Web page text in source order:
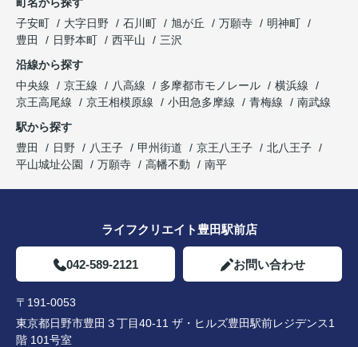
子安町
大字日野 石川町 旭が丘 万願寺
明神町
豊田
日野本町 西平山
三沢
沿線から探す
中央線
京王線 八高線 多摩都市モノレール
横浜線
京王高尾線
京王相模原線 小田急多摩線 青梅線
南武線
駅から探す
豊田
日野 八王子 甲州街道 京王八王子
北八王子
平山城址公園
万願寺 高幡不動 南平
ライフクリエイト豊田駅前店
042-589-2121 お問い合わせ
〒191-0053
東京都日野市豊田３丁目40-11 ザ・ヒルズ豊田駅前レジデンス1
階 101号室